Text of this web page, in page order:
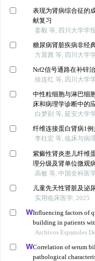
表现为肾病综合征的
献复习
姜毅 等, 四川大学学
糖尿病肾脏疾病非经
方晨茜 等, 四川大学
Nrf2信号通路在补锌
徐连红 等, 四川大学
中性粒细胞与淋巴细
床和病理学诊断中的
白梦刻 等, 延安大学
纤维连接蛋白肾病1例
李柱宏 等, 临床与病
紫癜性肾炎患儿纤维
理分级及肾单位微观
高敏 等, 中国全科医
儿童先天性肾脏及泌
实用临床医学, 2025
Influencing factors of
building in patients
single-centre
Archivos Espanoles
Correlation of serum
pathological